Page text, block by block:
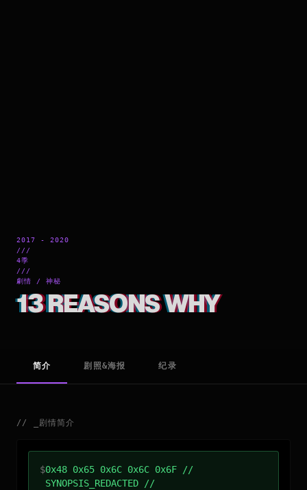
2017 - 2020
///
4季
///
劇情 / 神秘
13 REASONS WHY
简介 剧照&海报 纪录
// 剧情简介
$0x48 0x65 0x6C 0x6C 0x6F //
SYNOPSIS_REDACTED //